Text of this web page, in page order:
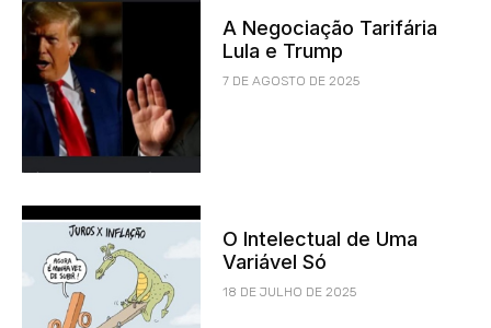
A Negociação Tarifária
Lula e Trump
7 DE AGOSTO DE 2025
O Intelectual de Uma
Variável Só
18 DE JULHO DE 2025